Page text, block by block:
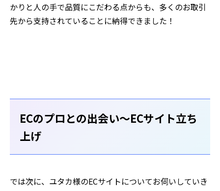
かりと人の手で品質にこだわる点からも、多くのお取引
先から支持されていることに納得できました！
ECのプロとの出会い〜ECサイト立ち
上げ
⸺では次に、ユタカ様のECサイトについてお伺いしていき